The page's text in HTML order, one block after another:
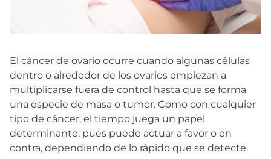
El cáncer de ovario ocurre cuando algunas células
dentro o alrededor de los ovarios empiezan a
multiplicarse fuera de control hasta que se forma
una especie de masa o tumor. Como con cualquier
tipo de cáncer, el tiempo juega un papel
determinante, pues puede actuar a favor o en
contra, dependiendo de lo rápido que se detecte.